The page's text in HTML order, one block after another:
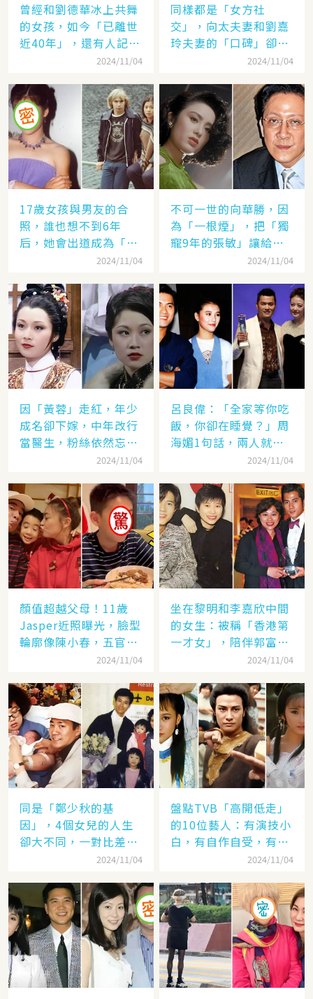
曾經和劉德華冰上共舞
的女孩，如今「已離世
近40年」，還有人記得
2024/11/04
同樣都是「女方社
交」，向太夫妻和劉嘉
玲夫妻的「口碑」卻差
太遠：聽她們對「另一
2024/11/04
17歲女孩與男友的合
照，誰也想不到6年
后，她會出道成為「香
港當紅女星」，至今都
2024/11/04
不可一世的向華勝，因
為「一根煙」，把「獨
寵9年的張敏」讓給了
2024/11/04
因「黃蓉」走紅，年少
成名卻下嫁，中年改行
當醫生，粉絲依然忘不
2024/11/04
呂良偉：「全家等你吃
飯，你卻在睡覺？」周
海媚1句話，兩人就此
2024/11/04
顏值超越父母！11歲
Jasper近照曝光，臉型
輪廓像陳小春，五官卻
更像應采兒網驚：完美
2024/11/04
坐在黎明和李嘉欣中間
的女生：被稱「香港第
一才女」，陪伴郭富城
「29年」卻看他娶了別
2024/11/04
同是「鄭少秋的基
因」，4個女兒的人生
卻大不同，一對比差距
2024/11/04
盤點TVB「高開低走」
的10位藝人：有演技小
白，有自作自受，有遭
封殺，一手好牌打稀爛
2024/11/04